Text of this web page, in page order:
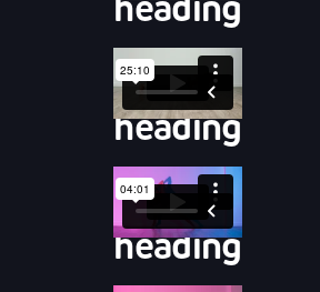
heading
heading
heading